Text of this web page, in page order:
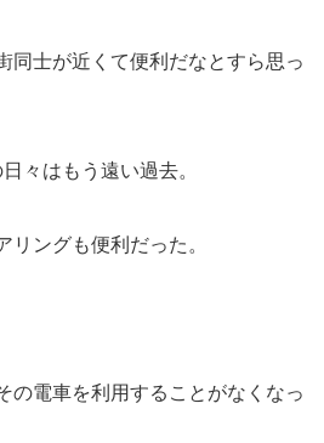
同士が近くて便利だなとすら思っ
々はもう遠い過去。
リングも便利だった。
の電車を利用することがなくなっ